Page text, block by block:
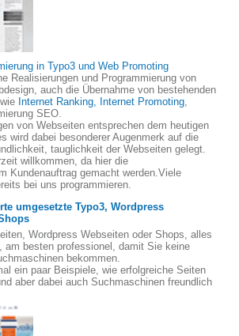
in Typo3 und Web Promoting
Realisierungen und Programmierung von
auch die Übernahme von bestehenden
Internet Ranking, Internet Promoting,
SEO.
von Webseiten entsprechen dem heutigen
wird dabei besonderer Augenmerk auf die
tauglichkeit der Webseiten gelegt.
willkommen, da hier die
Kundenauftrag gemacht werden.Viele
bei uns programmieren.
umgesetzte Typo3, Wordpress
Wordpress Webseiten oder Shops, alles
am besten professionel, damit Sie keine
bekommen.
ein paar Beispiele, wie erfolgreiche Seiten
aber dabei auch Suchmaschinen freundlich